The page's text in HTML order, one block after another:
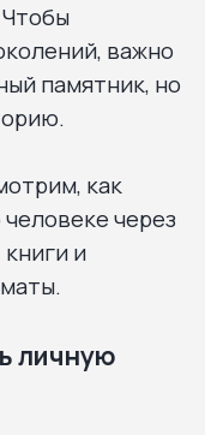
важно
памятник, но
как
через
и
личную